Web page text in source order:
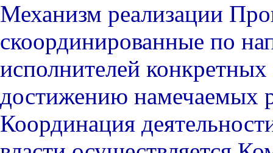
Механизм реализации
скоординированные по
исполнителей
достижению намечаемых
Координация